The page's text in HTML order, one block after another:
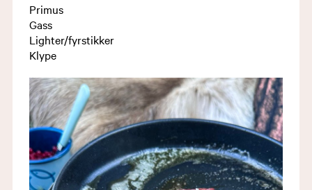
Primus
Gass
Lighter/fyrstikker
Klype